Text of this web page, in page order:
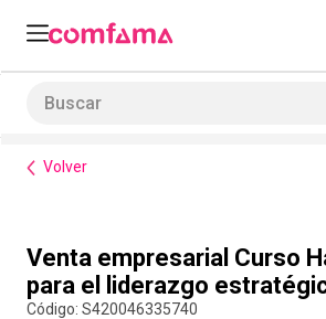
Volver
Venta empresarial Curso
para el liderazgo
: S420046335740
3.
cine
4.
cocina